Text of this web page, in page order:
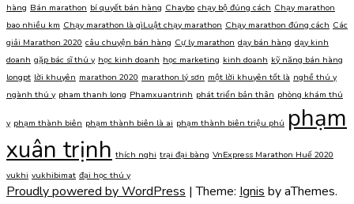
hàng Bán marathon bí quyết bán hàng Chaybo chạy bộ đúng cách Chạy marathon
bao nhiều km Chạy marathon là gìLuật chạy marathon Chạy marathon đúng cách Các
giải Marathon 2020 câu chuyện bán hàng Cự ly marathon dạy bán hàng dạy kinh
doanh gặp bác sĩ thú y học kinh doanh học marketing kinh doanh kỹ năng bán hàng
longpt lời khuyên marathon 2020 marathon lý sơn một lời khuyên tốt là nghề thú y
ngành thú y pham thanh long Phamxuantrinh phát triển bản thân phòng khám thú
y phạm thành biên phạm thành biên là ai phạm thành biên triệu phú phạm
xuân trịnh thích nghi trại đại bàng VnExpress Marathon Huế 2020
vukhi vukhibimat đại học thú y
Proudly powered by WordPress |Theme: Ignis by aThemes.